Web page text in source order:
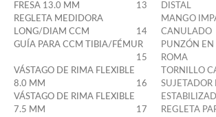
FRESA 13.0 MM
13
REGLETA MEDIDORA
LONG/DIAM CCM
14
GUÍA PARA CCM TIBIA/FÉMUR
15
VÁSTAGO DE RIMA FLEXIBLE
8.0 MM
16
VÁSTAGO DE RIMA FLEXIBLE
7.5 MM
17
DISTAL
MANGO
CANULADO
PUNZÓN
ROMA
TORNILLO
SUJETADOR
REGLETA